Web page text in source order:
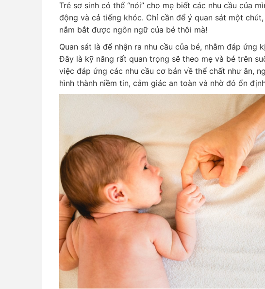
Trẻ sơ sinh có thể “nói” cho mẹ biết các nhu cầu của
động và cả tiếng khóc. Chỉ cần để ý quan sát một chút,
nắm bắt được ngôn ngữ của bé thôi mà!
Quan sát là để nhận ra nhu cầu của bé, nhằm đáp ứng
Đây là kỹ năng rất quan trọng sẽ theo mẹ và bé trên
việc đáp ứng các nhu cầu cơ bản về thể chất như ăn,
hình thành niềm tin, cảm giác an toàn và nhờ đó ổn